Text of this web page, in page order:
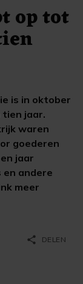
op tot
is in oktober
jaar.
waren
goederen
jaar
andere
meer
share DELEN